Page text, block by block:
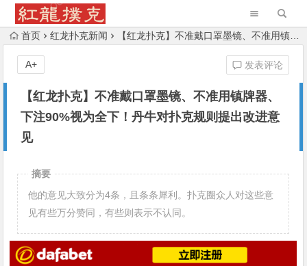
首页 红龙扑克新闻 【红龙扑克】不准戴口罩墨镜、不准用镇牌器、下注90%视为全下！丹牛对扑克规则提出改进意见
【红龙扑克】不准戴口罩墨镜、不准用镇牌器、
下注90%视为全下！丹牛对扑克规则提出改进意
见
发表评论
A+
摘要
他的意见大致分为4条，且条条犀利。扑克圈众人对这些意
见有些万分赞同，有些则表示不认同。